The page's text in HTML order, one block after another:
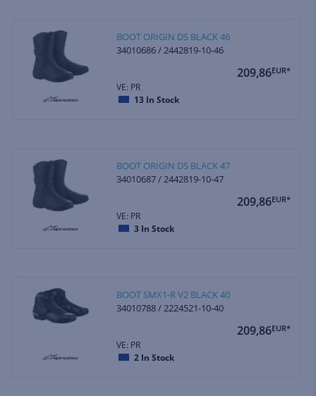
BOOT ORIGIN DS BLACK 46
34010686 / 2442819-10-46
209,86EUR*
VE: PR
13 In Stock
BOOT ORIGIN DS BLACK 47
34010687 / 2442819-10-47
209,86EUR*
VE: PR
3 In Stock
BOOT SMX1-R V2 BLACK 40
34010788 / 2224521-10-40
209,86EUR*
VE: PR
2 In Stock